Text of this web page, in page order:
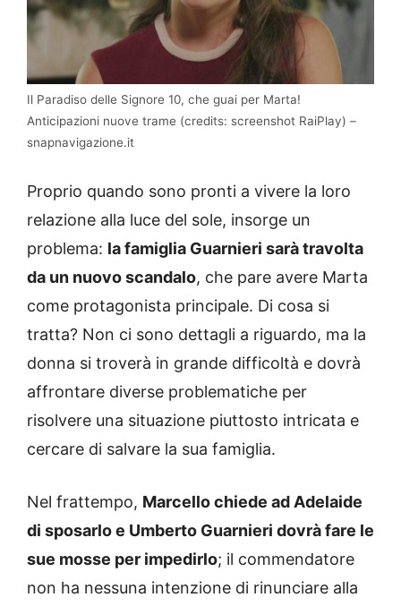
Il Paradiso delle Signore 10, che guai per Marta!
Anticipazioni nuove trame (credits: screenshot RaiPlay) –
snapnavigazione.it
Proprio quando sono pronti a vivere la loro
relazione alla luce del sole, insorge un
problema: la famiglia Guarnieri sarà travolta
da un nuovo scandalo, che pare avere Marta
come protagonista principale. Di cosa si
tratta? Non ci sono dettagli a riguardo, ma la
donna si troverà in grande difficoltà e dovrà
affrontare diverse problematiche per
risolvere una situazione piuttosto intricata e
cercare di salvare la sua famiglia.
Nel frattempo, Marcello chiede ad Adelaide
di sposarlo e Umberto Guarnieri dovrà fare le
sue mosse per impedirlo; il commendatore
non ha nessuna intenzione di rinunciare alla